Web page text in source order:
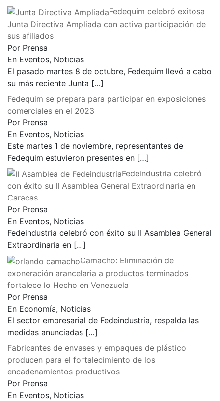
Fedequim celebró exitosa
Junta Directiva Ampliada con activa participación de
sus afiliados
Por Prensa
En Eventos, Noticias
El pasado martes 8 de octubre, Fedequim llevó a cabo
su más reciente Junta […]
Fedequim se prepara para participar en exposiciones
comerciales en el 2023
Por Prensa
En Eventos, Noticias
Este martes 1 de noviembre, representantes de
Fedequim estuvieron presentes en […]
Fedeindustria celebró
con éxito su II Asamblea General Extraordinaria en
Caracas
Por Prensa
En Eventos, Noticias
Fedeindustria celebró con éxito su II Asamblea General
Extraordinaria en […]
Camacho: Eliminación de
exoneración arancelaria a productos terminados
fortalece lo Hecho en Venezuela
Por Prensa
En Economía, Noticias
El sector empresarial de Fedeindustria, respalda las
medidas anunciadas […]
Fabricantes de envases y empaques de plástico
producen para el fortalecimiento de los
encadenamientos productivos
Por Prensa
En Eventos, Noticias